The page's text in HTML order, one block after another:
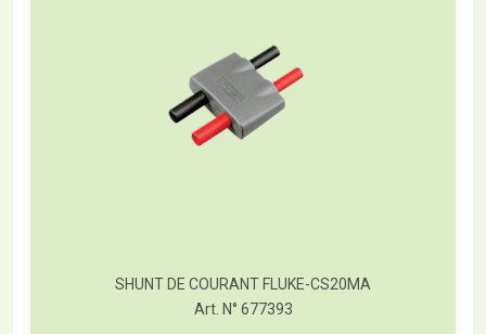
SHUNT DE COURANT FLUKE-CS20MA
Art. N° 677393